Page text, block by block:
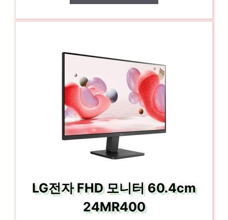
LG전자 FHD 모니터 60.4cm
24MR400